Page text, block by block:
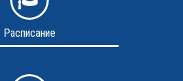
Расписание